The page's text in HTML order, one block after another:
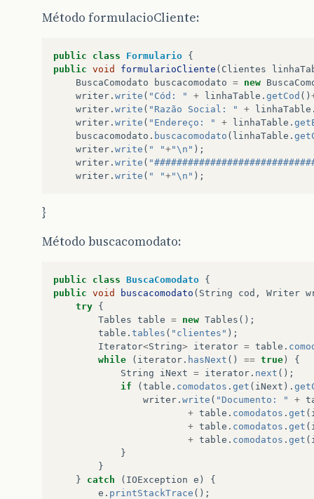
Método formulacioCliente:
public class Formulario {
public void formularioCliente ( Clientes
BuscaComodato
buscacomodato = new
writer . write ( "Cód: " + linhaTable . getCod ()
writer . write ( "Razão Social: " + linhaTable
writer . write ( "Endereço: " + linhaTable .
buscacomodato . buscacomodato ( linhaTable .
writer . write ( " "+"\n" );
writer . write (
writer . write ( " "+"\n" );
}
Método buscacomodato:
public class BuscaComodato {
public void buscacomodato ( String cod , Writer
try {
Tables table = new Tables ();
table . tables ( "clientes" );
Iterator<String> iterator = table .
while
( iterator . hasNext () == true )
{
String
iNext = iterator . next ();
if
( table . comodatos . get ( iNext ).
writer . write ( "Documento: " +
+ table . comodatos . get (
+ table . comodatos . get (
+ table . comodatos . get (
}
}
}
catch ( IOException e )
{
e . printStackTrace ();